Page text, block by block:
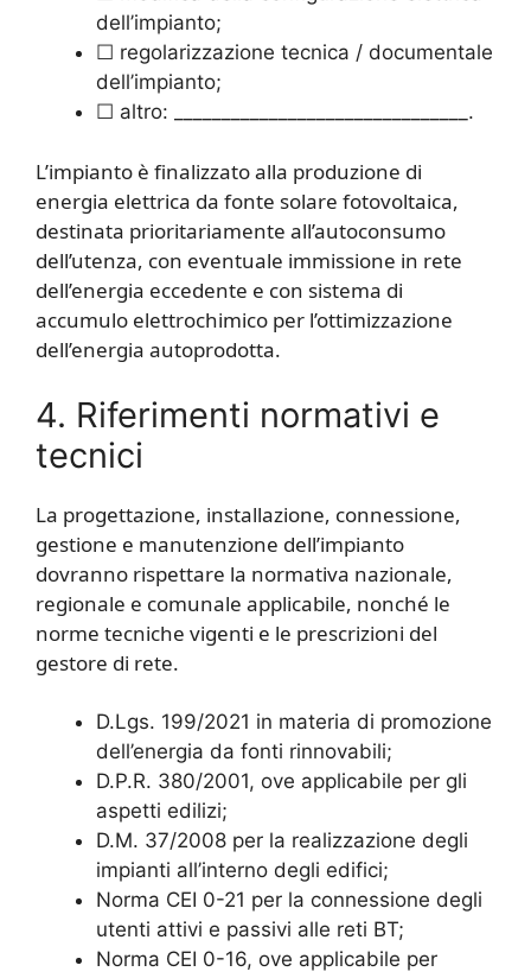
dell’impianto;
☐ regolarizzazione tecnica / documentale
dell’impianto;
☐ altro: _______________________________.
L’impianto è finalizzato alla produzione di
energia elettrica da fonte solare fotovoltaica,
destinata prioritariamente all’autoconsumo
dell’utenza, con eventuale immissione in rete
dell’energia eccedente e con sistema di
accumulo elettrochimico per l’ottimizzazione
dell’energia autoprodotta.
4. Riferimenti normativi e
tecnici
La progettazione, installazione, connessione,
gestione e manutenzione dell’impianto
dovranno rispettare la normativa nazionale,
regionale e comunale applicabile, nonché le
norme tecniche vigenti e le prescrizioni del
gestore di rete.
D.Lgs. 199/2021 in materia di promozione
dell’energia da fonti rinnovabili;
D.P.R. 380/2001, ove applicabile per gli
aspetti edilizi;
D.M. 37/2008 per la realizzazione degli
impianti all’interno degli edifici;
Norma CEI 0-21 per la connessione degli
utenti attivi e passivi alle reti BT;
Norma CEI 0-16, ove applicabile per